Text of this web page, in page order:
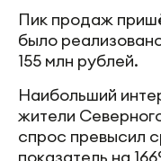
Пик продаж
было
155 млн рублей.
Наибольший
жители
спрос превысил